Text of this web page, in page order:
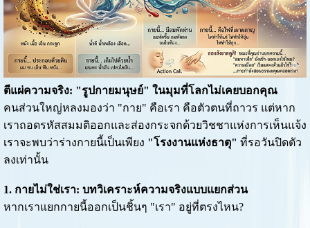
ตีแผ่ความจริง: "รูปกายมนุษย์" ในมุมที่โลกไม่เคยบอกคุณ
คนส่วนใหญ่หลงมองว่า "กาย" คือเรา คือตัวตนที่ถาวร แต่หาก
เราถอดรหัสสมมติออกและส่องกระจกด้วยวิชชาแห่งการเห็นแจ้ง
เราจะพบว่าร่างกายนี้เป็นเพียง "โรงงานแห่งธาตุ" ที่รอวันปิดตัว
ลงเท่านั้น
1. กายไม่ใช่เรา: บทวิเคราะห์ความจริงแบบแยกส่วน
หากเราแยกกายนี้ออกเป็นชิ้นๆ "เรา" อยู่ที่ตรงไหน?